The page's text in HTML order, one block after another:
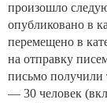
произошло
опубликовано в
перемещено в
на отправку
письмо получили
— 30 человек